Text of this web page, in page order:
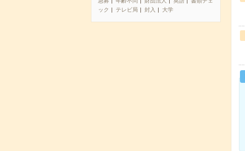
ック
テレビ局 封入 大学